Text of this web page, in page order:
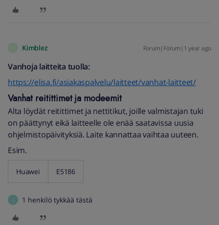
Kimblez Forum|Forum|1 year ago
Vanhoja laitteita tuolla:
https://elisa.fi/asiakaspalvelu/laitteet/vanhat-laitteet/
Vanhat reitittimet ja modeemit
Alta löydät reitittimet ja nettitikut, joille valmistajan tuki
on päättynyt eikä laitteelle ole enää saatavissa uusia
ohjelmistopäivityksiä. Laite kannattaa vaihtaa uuteen.
Esim.
Huawei E5186
T 1 henkilö tykkää tästä